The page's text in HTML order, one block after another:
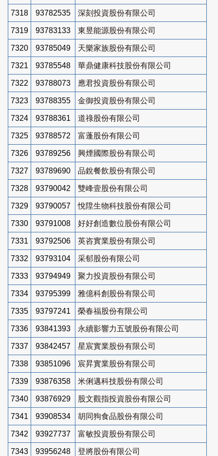
7318 93782535 深刻投資股份有限公司
7319 93783133 東昱能源股份有限公司
7320 93785049 天樂家族股份有限公司
7321 93785548 華鼎健康科技股份有限公司
7322 93788073 應君投資股份有限公司
7323 93788355 金御投資股份有限公司
7324 93788361 道祿股份有限公司
7325 93788572 富蓬股份有限公司
7326 93789256 興煙國際股份有限公司
7327 93789690 品銳餐飲股份有限公司
7328 93790042 雙峰壹股份有限公司
7329 93790057 悅陞生物科技股份有限公司
7330 93791008 好好創造數位股份有限公司
7331 93792506 英咨實業股份有限公司
7332 93793104 采郁股份有限公司
7333 93794949 聚力投資股份有限公司
7334 93795399 雅億科創股份有限公司
7335 93797241 榮春福股份有限公司
7336 93841393 永續影響力五號股份有限公司
7337 93842457 星宸實業股份有限公司
7338 93851096 宸昇實業股份有限公司
7339 93876358 米俐邁科技股份有限公司
7340 93876929 股文觀指投資股份有限公司
7341 93908534 胡同狗食品股份有限公司
7342 93927737 富敏投資股份有限公司
7343 93956248 登將股份有限公司